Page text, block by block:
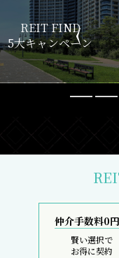
ン
仲介手数料0
賢い選択で
お得に契約